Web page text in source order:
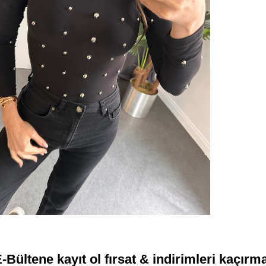
Bültene kayıt ol fırsat & indirimleri